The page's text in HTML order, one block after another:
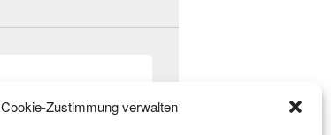
Cookie-Zustimmung verwalten